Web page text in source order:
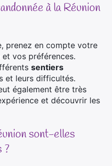
à la Réunion
prenez en compte votre
et vos préférences.
sentiers
et leurs difficultés.
également être très
et découvrir les
sont-elles
?